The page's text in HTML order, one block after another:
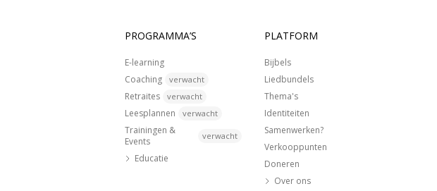
PROGRAMMA’S
E-learning
Coaching
verwacht
Retraites verwacht
Leesplannen verwacht
Trainingen &
Events
verwacht
Educatie
PLATFORM
Bijbels
Liedbundels
Thema's
Identiteiten
Samenwerken?
Verkooppunten
Doneren
Over ons